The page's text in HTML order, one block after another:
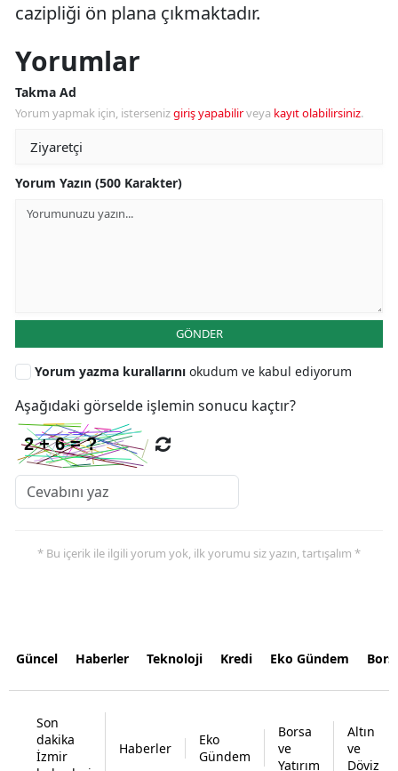
cazipliği ön plana çıkmaktadır.
Yorumlar
Takma Ad
Yorum yapmak için, istersenizgiriş yapabilirveya kayıt olabilirsiniz.
Yorum Yazın (500 Karakter)
GÖNDER
Yorum yazma kurallarını okudum ve kabul ediyorum
Aşağıdaki görselde işlemin sonucu kaçtır?
* Bu içerik ile ilgili yorum yok, ilk yorumu siz yazın, tartışalım *
Güncel Haberler Teknoloji Kredi Eko Gündem
Son
dakika
İzmir
Haberler
Eko
Gündem
Borsa
ve
Yatırım
Altın
ve
Döviz